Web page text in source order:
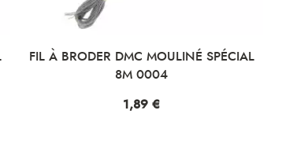
FIL À BRODER DMC MOULINÉ SPÉCIAL
8M 0004
Prix
1,89 €